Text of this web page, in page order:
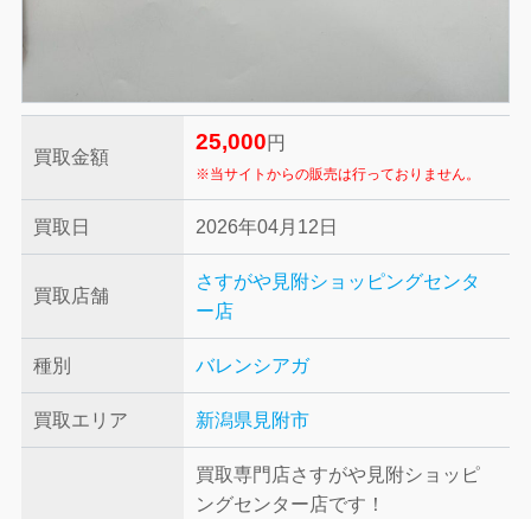
買取金額
25,000 円
※当サイトからの販売は行っておりません。
買取日 2026年04月12日
買取店舗
さすがや見附ショッピングセンタ
ー店
種別 バレンシアガ
買取エリア 新潟県見附市
買取専門店さすがや見附ショッピ
ングセンター店です！